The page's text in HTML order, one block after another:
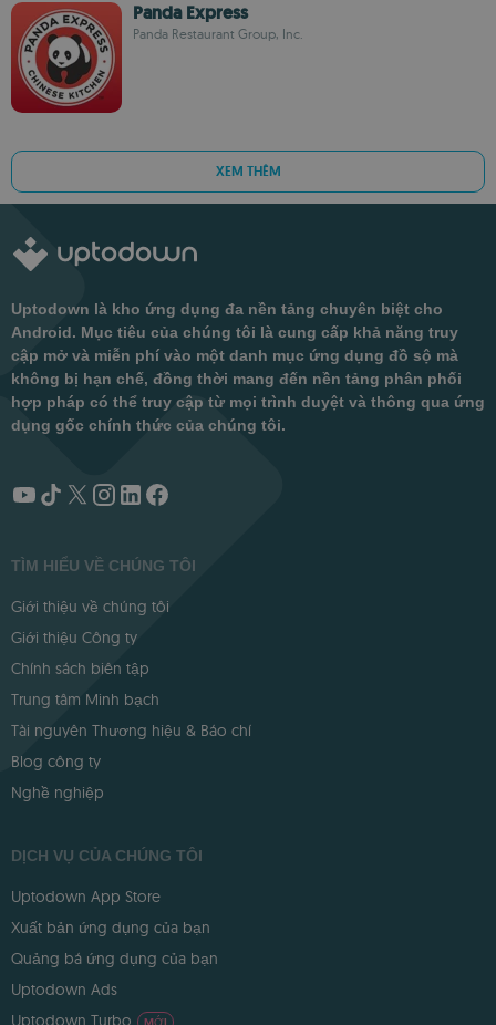
Panda Express
Panda Restaurant Group, Inc.
XEM THÊM
Uptodown là kho ứng dụng đa nền tảng chuyên biệt cho
Android. Mục tiêu của chúng tôi là cung cấp khả năng truy
cập mở và miễn phí vào một danh mục ứng dụng đồ sộ mà
không bị hạn chế, đồng thời mang đến nền tảng phân phối
hợp pháp có thể truy cập từ mọi trình duyệt và thông qua ứng
dụng gốc chính thức của chúng tôi.
TÌM HIỂU VỀ CHÚNG TÔI
Giới thiệu về chúng tôi
Giới thiệu Công ty
Chính sách biên tập
Trung tâm Minh bạch
Tài nguyên Thương hiệu & Báo chí
Blog công ty
Nghề nghiệp
DỊCH VỤ CỦA CHÚNG TÔI
Uptodown App Store
Xuất bản ứng dụng của bạn
Quảng bá ứng dụng của bạn
Uptodown Ads
Uptodown Turbo